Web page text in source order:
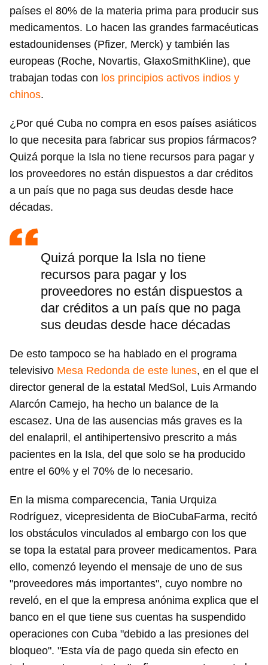
países el 80% de la materia prima para producir sus
medicamentos. Lo hacen las grandes farmacéuticas
estadounidenses (Pfizer, Merck) y también las
europeas (Roche, Novartis, GlaxoSmithKline), que
trabajan todas con los principios activos indios y
chinos.
¿Por qué Cuba no compra en esos países asiáticos
lo que necesita para fabricar sus propios fármacos?
Quizá porque la Isla no tiene recursos para pagar y
los proveedores no están dispuestos a dar créditos
a un país que no paga sus deudas desde hace
décadas.
Quizá porque la Isla no tiene
recursos para pagar y los
proveedores no están dispuestos a
dar créditos a un país que no paga
sus deudas desde hace décadas
De esto tampoco se ha hablado en el programa
televisivo Mesa Redonda de este lunes, en el que el
director general de la estatal MedSol, Luis Armando
Alarcón Camejo, ha hecho un balance de la
escasez. Una de las ausencias más graves es la
del enalapril, el antihipertensivo prescrito a más
pacientes en la Isla, del que solo se ha producido
entre el 60% y el 70% de lo necesario.
En la misma comparecencia, Tania Urquiza
Rodríguez, vicepresidenta de BioCubaFarma, recitó
los obstáculos vinculados al embargo con los que
se topa la estatal para proveer medicamentos. Para
ello, comenzó leyendo el mensaje de uno de sus
"proveedores más importantes", cuyo nombre no
reveló, en el que la empresa anónima explica que el
banco en el que tiene sus cuentas ha suspendido
operaciones con Cuba "debido a las presiones del
bloqueo". "Esta vía de pago queda sin efecto en